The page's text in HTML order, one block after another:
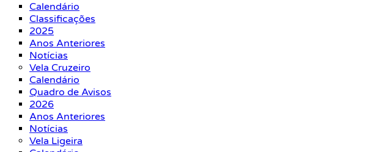
Calendário
Classificações
2025
Anos Anteriores
Notícias
Vela Cruzeiro
Calendário
Quadro de Avisos
2026
Anos Anteriores
Notícias
Vela Ligeira